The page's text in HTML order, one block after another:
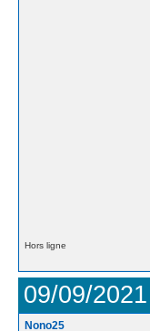
Hors ligne
09/09/
Nono25